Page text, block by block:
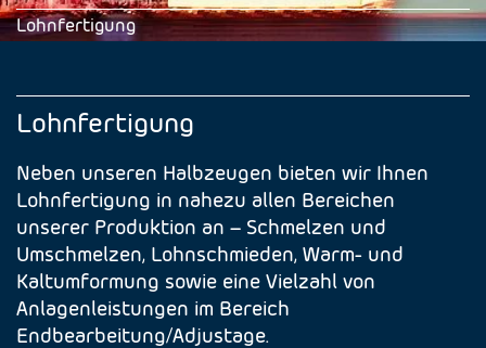
Lohnfertigung
Lohnfertigung
Neben unseren Halbzeugen bieten wir Ihnen
Lohnfertigung in nahezu allen Bereichen
unserer Produktion an – Schmelzen und
Umschmelzen, Lohnschmieden, Warm- und
Kaltumformung sowie eine Vielzahl von
Anlagenleistungen im Bereich
Endbearbeitung/Adjustage.